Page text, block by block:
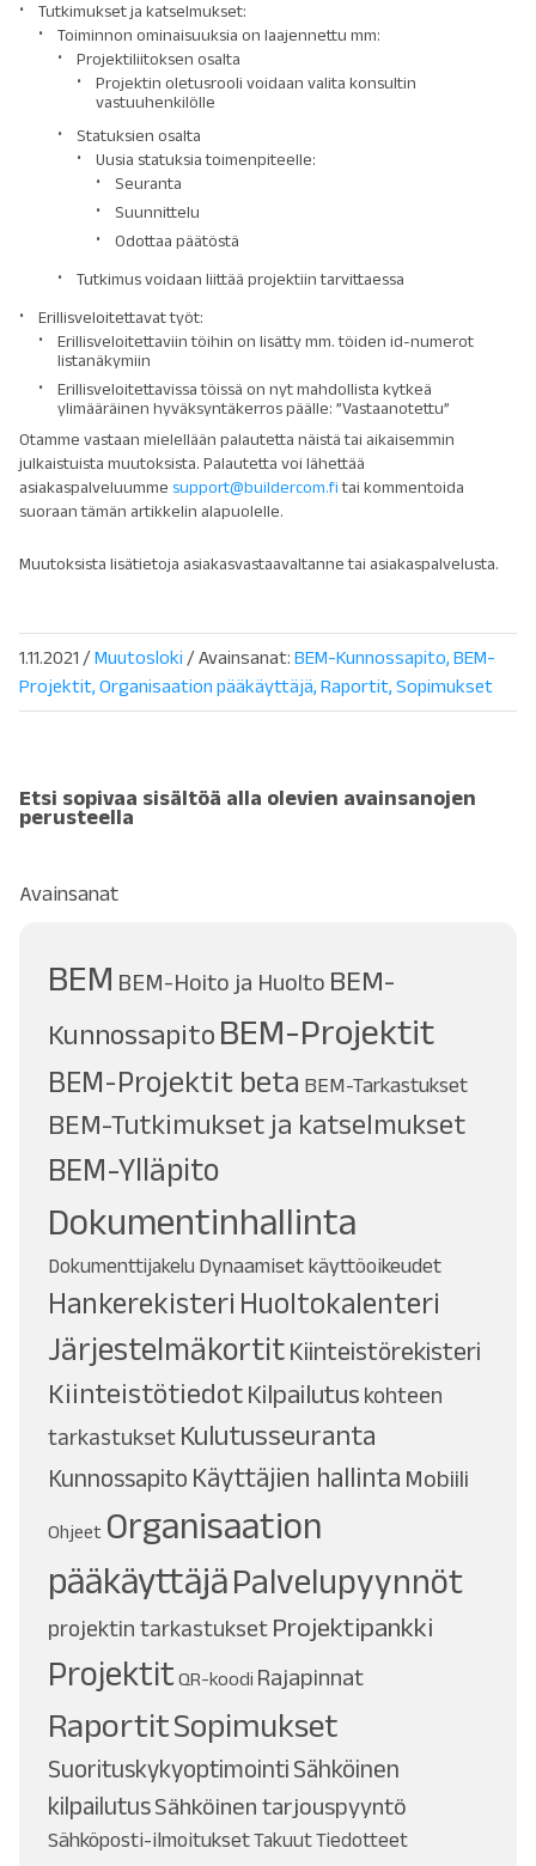
Tutkimukset ja katselmukset:
Toiminnon ominaisuuksia on laajennettu mm:
Projektiliitoksen osalta
Projektin oletusrooli voidaan valita konsultin
vastuuhenkilölle
Statuksien osalta
Uusia statuksia toimenpiteelle:
Seuranta
Suunnittelu
Odottaa päätöstä
Tutkimus voidaan liittää projektiin tarvittaessa
Erillisveloitettavat työt:
Erillisveloitettaviin töihin on lisätty mm. töiden id-numerot
listanäkymiin
Erillisveloitettavissa töissä on nyt mahdollista kytkeä
ylimääräinen hyväksyntäkerros päälle: ”Vastaanotettu”
Otamme vastaan mielellään palautetta näistä tai aikaisemmin
julkaistuista muutoksista. Palautetta voi lähettää
asiakaspalveluumme support@buildercom.fitai kommentoida
suoraan tämän artikkelin alapuolelle.
Muutoksista lisätietoja asiakasvastaavaltanne tai asiakaspalvelusta.
1.11.2021 /Muutosloki / Avainsanat: BEM-Kunnossapito BEM-
Projektit Organisaation pääkäyttäjä Raportit Sopimukset
Etsi sopivaa sisältöä alla olevien avainsanojen
perusteella
Avainsanat
BEM BEM-Hoito ja Huolto BEM-
Kunnossapito BEM-Projektit
BEM-Projektit beta BEM-Tarkastukset
BEM-Tutkimukset ja katselmukset
BEM-Ylläpito
Dokumentinhallinta
Dokumenttijakelu Dynaamiset käyttöoikeudet
Hankerekisteri Huoltokalenteri
Järjestelmäkortit Kiinteistörekisteri
Kiinteistötiedot Kilpailutus kohteen
tarkastukset Kulutusseuranta
Kunnossapito Käyttäjien hallinta Mobiili
Ohjeet Organisaation
pääkäyttäjäPalvelupyynnöt
projektin tarkastukset Projektipankki
Projektit QR-koodi Rajapinnat
RaportitSopimukset
Suorituskykyoptimointi Sähköinen
kilpailutusSähköinen tarjouspyyntö
Sähköposti-ilmoituksetTakuutTiedotteet